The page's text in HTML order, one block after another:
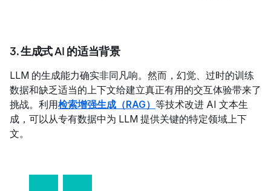
3. 生成式 AI 的适当背景
LLM 的生成能力确实非同凡响。然而，幻觉、过时的训练
数据和缺乏适当的上下文给建立真正有用的交互体验带来了
挑战。利用检索增强生成（RAG） 等技术改进 AI 文本生
成，可以从专有数据中为 LLM 提供关键的特定领域上下
文。